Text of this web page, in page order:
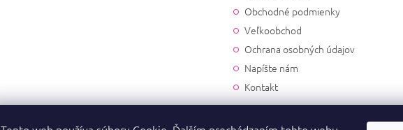
Obchodné podmienky
Veľkoobchod
Ochrana osobných údajov
Napíšte nám
Kontakt